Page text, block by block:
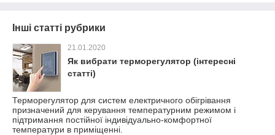
Інші статті рубрики
21.01.2020
Як вибрати терморегулятор (інтересні
статті)
Терморегулятор для систем електричного обігрівання
призначений для керування температурним режимом і
підтримання постійної індивідуально-комфортної
температури в приміщенні.